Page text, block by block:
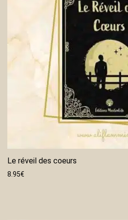
Le réveil des coeurs
8.95€